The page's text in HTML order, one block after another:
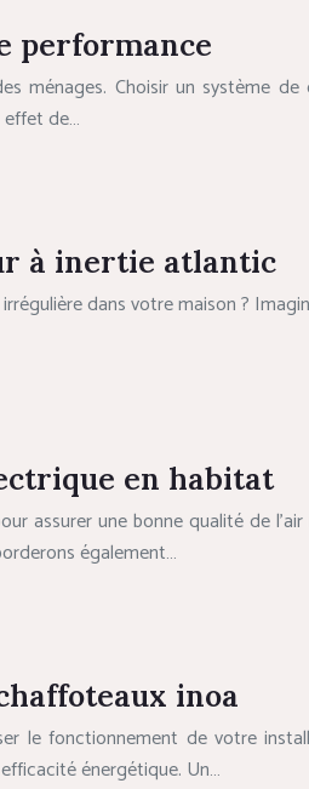
performance
ménages. Choisir un système
effet de…
à inertie atlantic
dans votre maison ?
en habitat
assurer une bonne qualité de
également…
inoa
le fonctionnement de votre
énergétique. Un…